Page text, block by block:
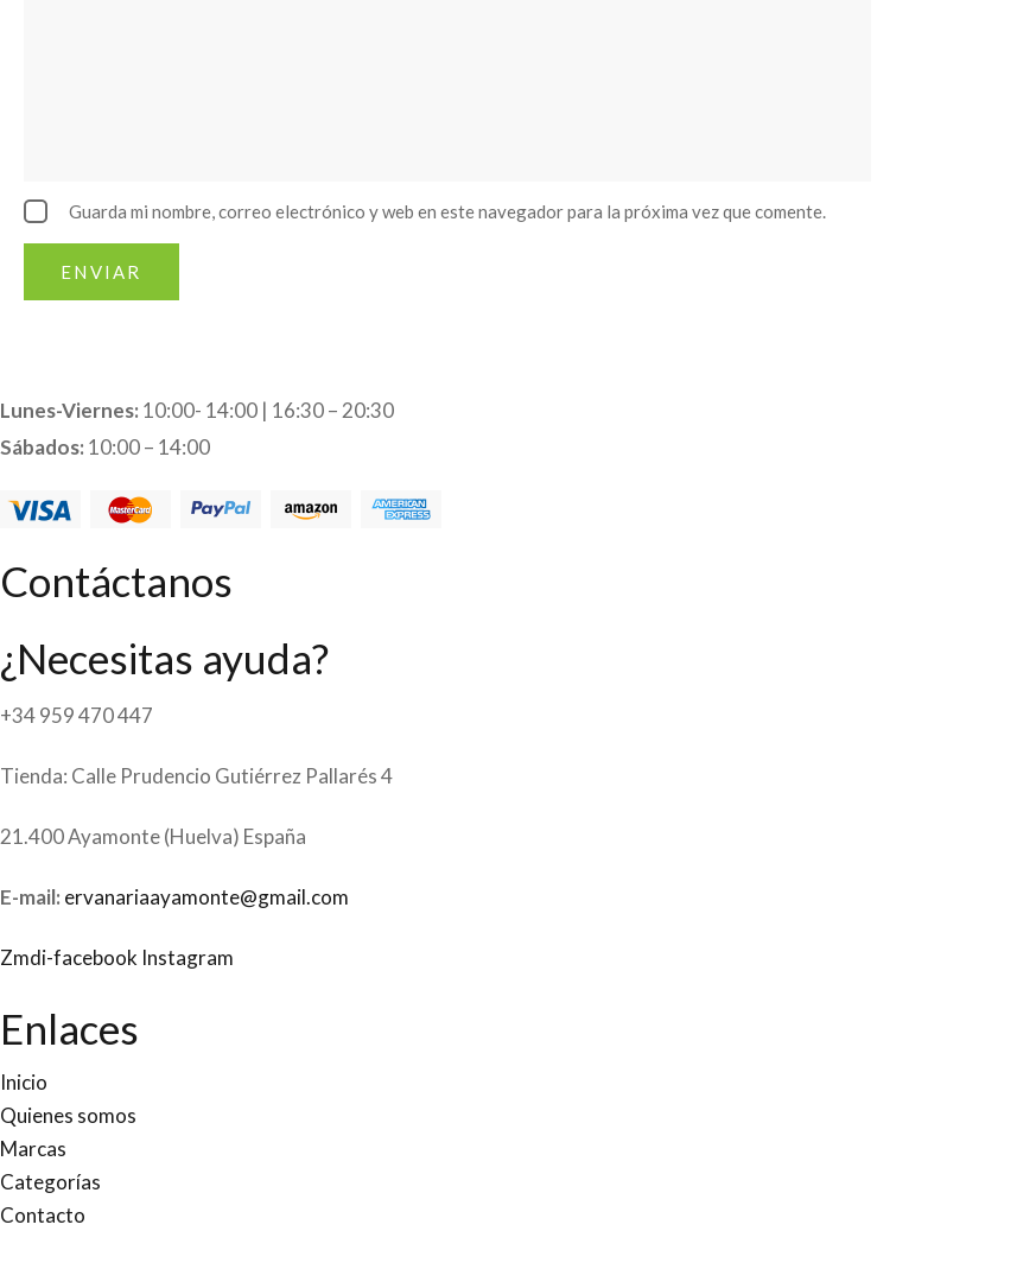
Guarda mi nombre, correo electrónico y web en este navegador para la próxima vez que comente.
Lunes-Viernes: 10:00- 14:00 | 16:30 – 20:30
Sábados: 10:00 – 14:00
Contáctanos
¿Necesitas ayuda?
+34 959 470 447
Tienda: Calle Prudencio Gutiérrez Pallarés 4
21.400 Ayamonte (Huelva) España
E-mail: ervanariaayamonte@gmail.com
Zmdi-facebook Instagram
Enlaces
Inicio
Quienes somos
Marcas
Categorías
Contacto